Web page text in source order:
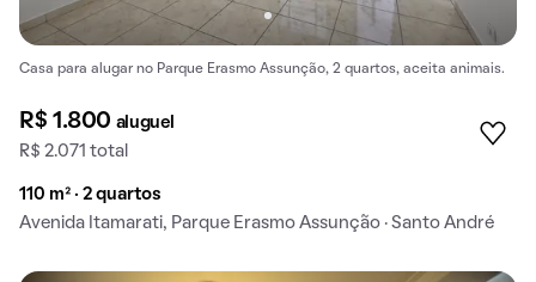
Casa para alugar no Parque Erasmo Assunção, 2 quartos, aceita animais.
R$ 1.800 aluguel
R$ 2.071 total
110 m² · 2 quartos
Avenida Itamarati, Parque Erasmo Assunção · Santo André